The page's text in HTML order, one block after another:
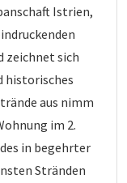
Istrien,
zeichnet sich
historisches
aus nimm
im 2.
in begehrter
Stränden